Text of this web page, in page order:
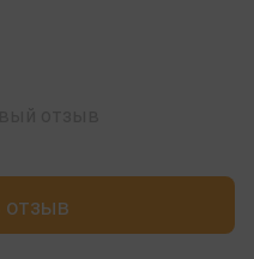
отзыв